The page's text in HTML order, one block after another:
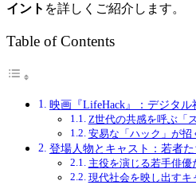
イント を詳しくご紹介します。
Table of Contents
映画『LifeHack』：デジタ
Z世代の共感を呼ぶ「
安易な「ハック」が招
登場人物とキャスト：若者
主役を演じる若手俳優
現代社会を映し出すキ